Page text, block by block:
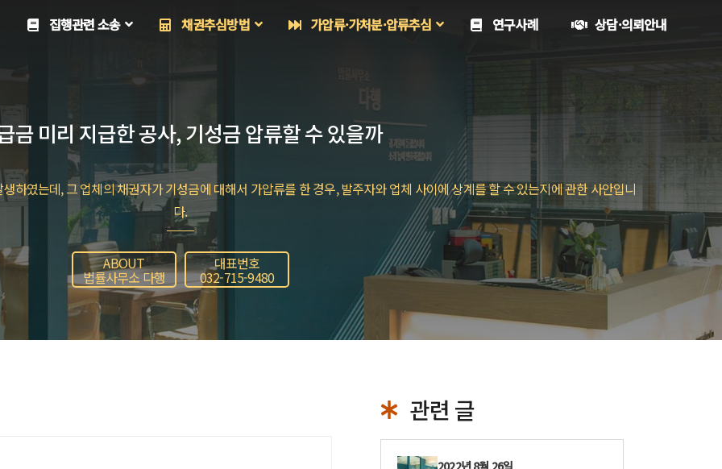
집행관련 소송 채권추심방법 가압류·가처분·압류추심 연구사례 상담·의뢰안내
금 미리 지급한 공사, 기성금 압류할 수 있을까
하였는데, 그 업체의 채권자가 기성금에 대해서 가압류를 한 경우, 발주자와 업체 사이에 상계를 할 수 있는지에 관한 사안입니
다.
ABOUT
법률사무소 다행
대표번호
032-715-9480
관련 글
2022년 8월 26일